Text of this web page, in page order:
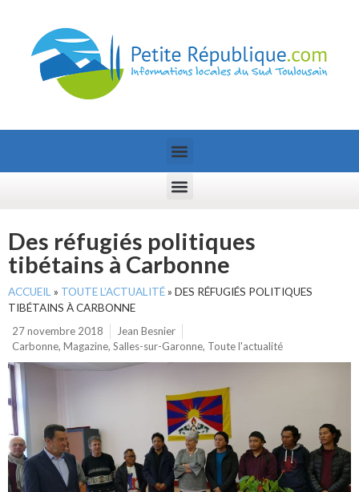
Des réfugiés politiques
tibétains à Carbonne
ACCUEIL » TOUTE L’ACTUALITÉ» DES RÉFUGIÉS POLITIQUES
TIBÉTAINS À CARBONNE
27 novembre 2018
Jean Besnier
Carbonne, Magazine, Salles-sur-Garonne, Toute l'actualité